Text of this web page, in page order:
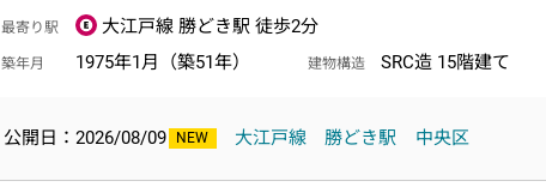
最寄り駅 大江戸線 勝どき駅 徒歩2分
築年月 1975年1月（築51年） 建物構造 SRC造 15階建て
公開日：2026/08/09 大江戸線 勝どき駅 中央区